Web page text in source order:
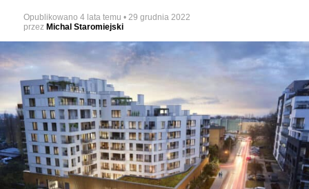
Opublikowano 4 lata temu • 29 grudnia 2022
przez Michal Staromiejski